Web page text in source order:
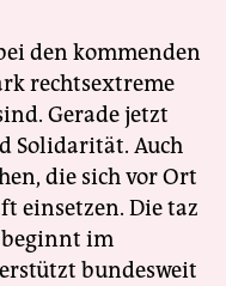
den kommenden
rechtsextreme
Gerade jetzt
Solidarität. Auch
die sich vor Ort
einsetzen. Die taz
im
bundesweit